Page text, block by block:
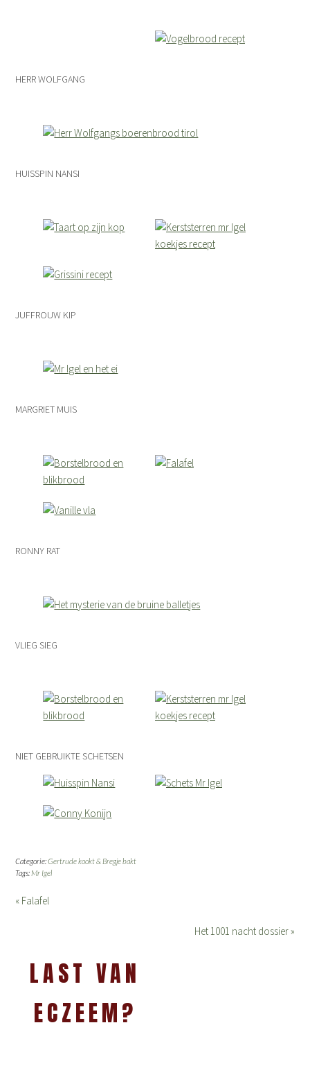
HERR WOLFGANG
HUISSPIN NANSI
JUFFROUW KIP
MARGRIET MUIS
RONNY RAT
VLIEG SIEG
NIET GEBRUIKTE SCHETSEN
Categorie:Gertrude kookt & Bregje bakt
Tags: Mr Igel
« Falafel
Het 1001 nacht dossier »
LAST VAN
ECZEEM?